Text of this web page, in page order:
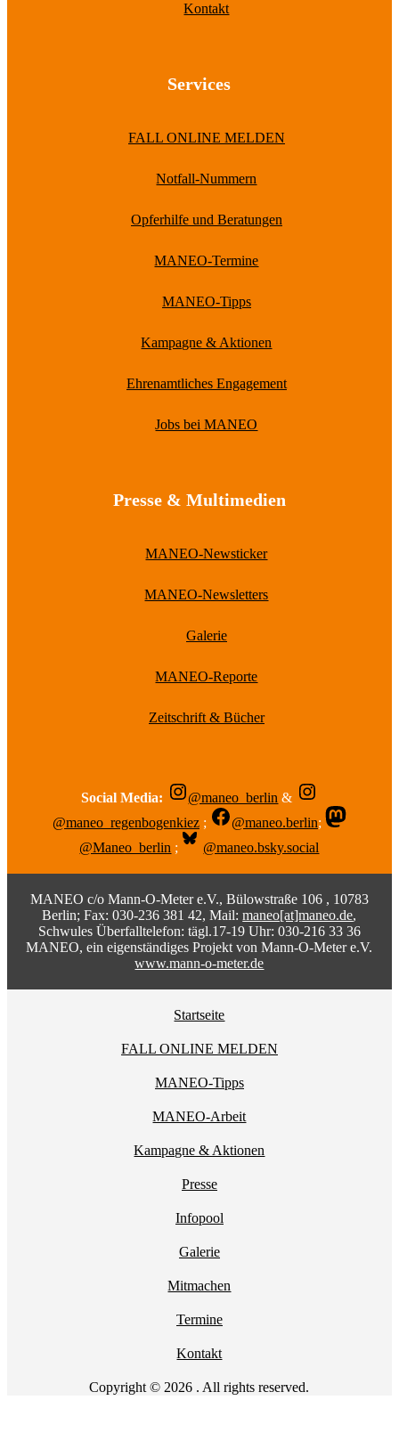
Kontakt
Services
FALL ONLINE MELDEN
Notfall-Nummern
Opferhilfe und Beratungen
MANEO-Termine
MANEO-Tipps
Kampagne & Aktionen
Ehrenamtliches Engagement
Jobs bei MANEO
Presse & Multimedien
MANEO-Newsticker
MANEO-Newsletters
Galerie
MANEO-Reporte
Zeitschrift & Bücher
Social Media: @maneo_berlin &
@maneo_regenbogenkiez ; @maneo.berlin;
@Maneo_berlin ; @maneo.bsky.social
MANEO c/o Mann-O-Meter e.V., Bülowstraße 106 , 10783
Berlin; Fax: 030-236 381 42, Mail:maneo[at]maneo.de,
Schwules Überfalltelefon: tägl.17-19 Uhr: 030-216 33 36
MANEO, ein eigenständiges Projekt von Mann-O-Meter e.V.
www.mann-o-meter.de
Startseite
FALL ONLINE MELDEN
MANEO-Tipps
MANEO-Arbeit
Kampagne & Aktionen
Presse
Infopool
Galerie
Mitmachen
Termine
Kontakt
Copyright © 2026 . All rights reserved.